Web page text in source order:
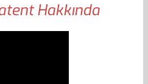
Hakkında